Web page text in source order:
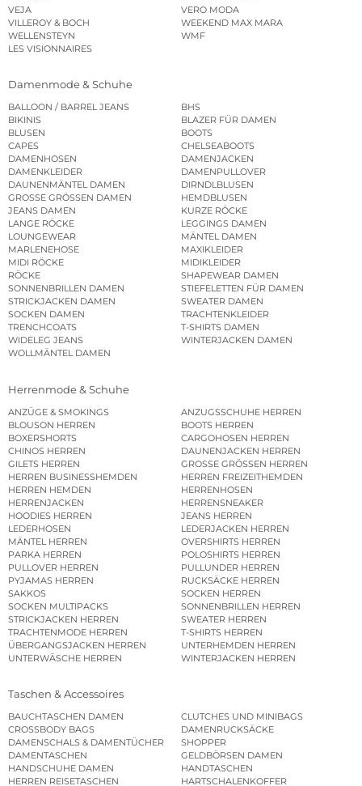
VEJA
VERO MODA
VILLEROY & BOCH
WEEKEND MAX MARA
WELLENSTEYN
WMF
LES VISIONNAIRES
Damenmode & Schuhe
BALLOON / BARREL JEANS
BHS
BIKINIS
BLAZER FÜR DAMEN
BLUSEN
BOOTS
CAPES
CHELSEABOOTS
DAMENHOSEN
DAMENJACKEN
DAMENKLEIDER
DAMENPULLOVER
DAUNENMÄNTEL DAMEN
DIRNDLBLUSEN
GROSSE GRÖSSEN DAMEN
HEMDBLUSEN
JEANS DAMEN
KURZE RÖCKE
LANGE RÖCKE
LEGGINGS DAMEN
LOUNGEWEAR
MÄNTEL DAMEN
MARLENEHOSE
MAXIKLEIDER
MIDI RÖCKE
MIDIKLEIDER
RÖCKE
SHAPEWEAR DAMEN
SONNENBRILLEN DAMEN
STIEFELETTEN FÜR DAMEN
STRICKJACKEN DAMEN
SWEATER DAMEN
SOCKEN DAMEN
TRACHTENKLEIDER
TRENCHCOATS
T-SHIRTS DAMEN
WIDELEG JEANS
WINTERJACKEN DAMEN
WOLLMÄNTEL DAMEN
Herrenmode & Schuhe
ANZÜGE & SMOKINGS
ANZUGSSCHUHE HERREN
BLOUSON HERREN
BOOTS HERREN
BOXERSHORTS
CARGOHOSEN HERREN
CHINOS HERREN
DAUNENJACKEN HERREN
GILETS HERREN
GROSSE GRÖSSEN HERREN
HERREN BUSINESSHEMDEN
HERREN FREIZEITHEMDEN
HERREN HEMDEN
HERRENHOSEN
HERRENJACKEN
HERRENSNEAKER
HOODIES HERREN
JEANS HERREN
LEDERHOSEN
LEDERJACKEN HERREN
MÄNTEL HERREN
OVERSHIRTS HERREN
PARKA HERREN
POLOSHIRTS HERREN
PULLOVER HERREN
PULLUNDER HERREN
PYJAMAS HERREN
RUCKSÄCKE HERREN
SAKKOS
SOCKEN HERREN
SOCKEN MULTIPACKS
SONNENBRILLEN HERREN
STRICKJACKEN HERREN
SWEATER HERREN
TRACHTENMODE HERREN
T-SHIRTS HERREN
ÜBERGANGSJACKEN HERREN
UNTERHEMDEN HERREN
UNTERWÄSCHE HERREN
WINTERJACKEN HERREN
Taschen & Accessoires
BAUCHTASCHEN DAMEN
CLUTCHES UND MINIBAGS
CROSSBODY BAGS
DAMENRUCKSÄCKE
DAMENSCHALS & DAMENTÜCHER
SHOPPER
DAMENTASCHEN
GELDBÖRSEN DAMEN
HANDSCHUHE DAMEN
HANDTASCHEN
HERREN REISETASCHEN
HARTSCHALENKOFFER